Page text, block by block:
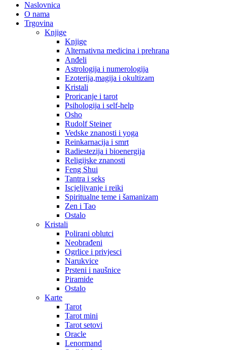
Naslovnica
O nama
Trgovina
Knjige
Knjige
Alternativna medicina i prehrana
Anđeli
Astrologija i numerologija
Ezoterija,magija i okultizam
Kristali
Proricanje i tarot
Psihologija i self-help
Osho
Rudolf Steiner
Vedske znanosti i yoga
Reinkarnacija i smrt
Radiestezija i bioenergija
Religijske znanosti
Feng Shui
Tantra i seks
Iscjeljivanje i reiki
Spiritualne teme i šamanizam
Zen i Tao
Ostalo
Kristali
Polirani oblutci
Neobrađeni
Ogrlice i privjesci
Narukvice
Prsteni i naušnice
Piramide
Ostalo
Karte
Tarot
Tarot mini
Tarot setovi
Oracle
Lenormand